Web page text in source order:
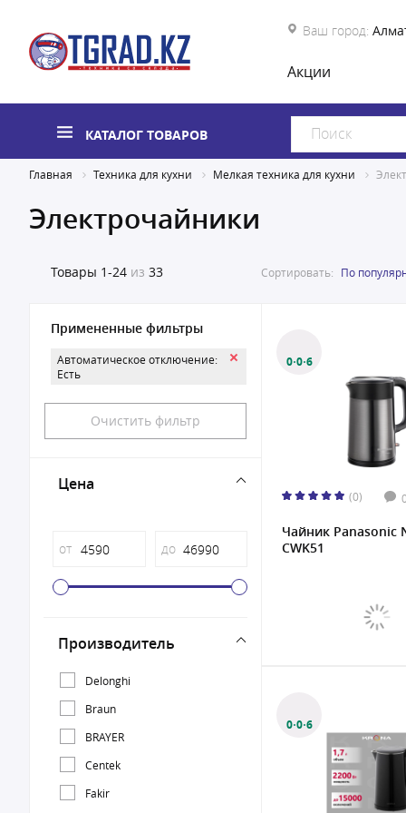
Ваш город:
Акции
КАТАЛОГ ТОВАРОВ
Главная Техника для кухни Мелкая техника для кухни
Электрочайники
Товары 1-24 из 33 Сортировать: По
Примененные фильтры
Автоматическое отключение:
Есть
Очистить фильтр
Цена
от до
Производитель
Delonghi
Braun
BRAYER
Centek
Fakir
0·0·6
(0) 0
Чайник Panasonic
CWK51
0·0·6